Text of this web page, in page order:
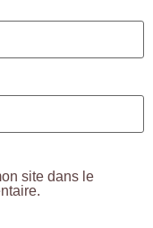
site dans le